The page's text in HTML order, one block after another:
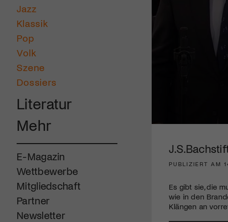
Jazz
Klassik
Pop
Volk
Szene
Dossiers
Literatur
Mehr
E-Magazin
Wettbewerbe
Mitgliedschaft
Partner
Newsletter
PUBLIZIERT AM
Es gibt sie, die
wie in den
Klängen an